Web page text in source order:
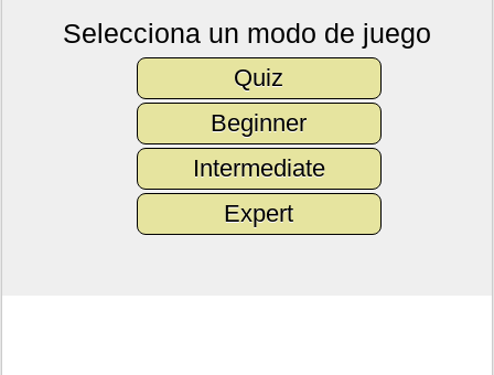
Selecciona un modo de juego
Quiz
Beginner
Intermediate
Expert